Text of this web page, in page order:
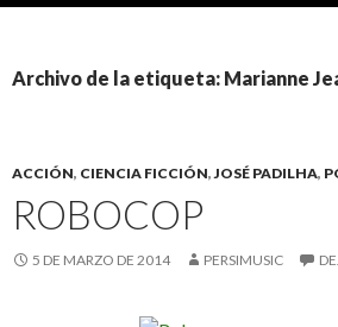
Archivo de la etiqueta: Marianne
ACCIÓN, CIENCIA FICCIÓN,JOSÉ PADILHA,
ROBOCOP
5 DE MARZO DE 2014 PERSIMUSIC